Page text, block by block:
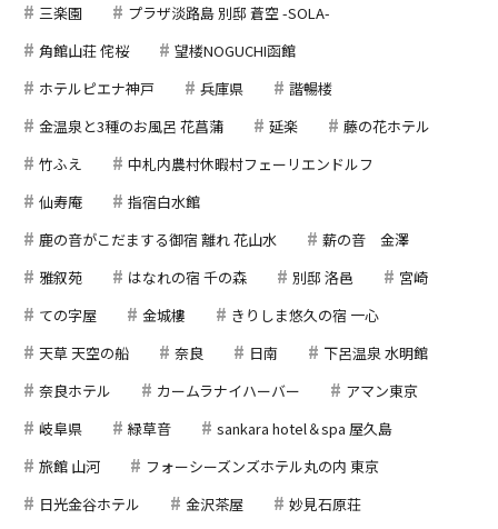
三楽園
プラザ淡路島 別邸 蒼空 -SOLA-
角館山荘 侘桜
望楼NOGUCHI函館
ホテルピエナ神戸
兵庫県
諧暢楼
金温泉と3種のお風呂 花菖蒲
延楽
藤の花ホテル
竹ふえ
中札内農村休暇村フェーリエンドルフ
仙寿庵
指宿白水館
鹿の音がこだまする御宿 離れ 花山水
薪の音 金澤
雅叙苑
はなれの宿 千の森 別邸 洛邑
宮崎
ての字屋
金城樓
きりしま悠久の宿 一心
天草 天空の船
奈良 日南
下呂温泉 水明館
奈良ホテル
カームラナイハーバー
アマン東京
岐阜県
緑草音
sankara hotel＆spa 屋久島
旅館 山河
フォーシーズンズホテル丸の内 東京
日光金谷ホテル
金沢茶屋
妙見石原荘